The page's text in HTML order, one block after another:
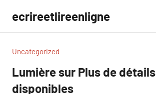
contenu
ecrireetlireenligne
Uncategorized
Lumière sur Plus de détails
disponibles